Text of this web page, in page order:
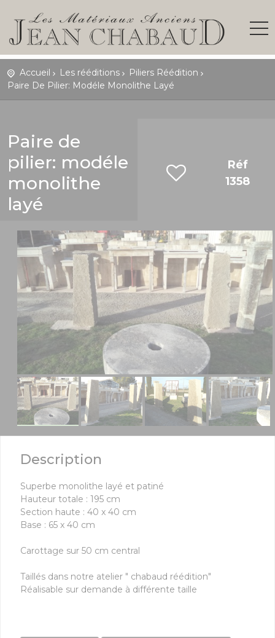
Accueil Les rééditions
Piliers Réédition
Paire De Pilier: Modéle Monolithe Layé
Paire de
pilier: modéle
monolithe
layé
Réf
1358
Description
Superbe monolithe layé et patiné
Hauteur totale : 195 cm
Section haute : 40 x 40 cm
Base : 65 x 40 cm
Carottage sur 50 cm central
Taillés dans notre atelier " chabaud réédition"
Réalisable sur demande à différente taille